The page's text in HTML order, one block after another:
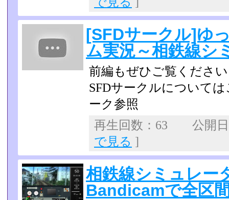
[SFDサークル]ゆ
ム実況～相鉄線シ
前編もぜひご覧くださ
SFDサークルについて
ーク参照
再生回数：63 公開
で見る ]
相鉄線シミュレー
Bandicamで全区